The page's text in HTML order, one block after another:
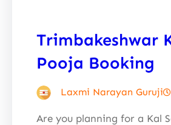
Trimbakeshwar
Pooja Booking
Laxmi Narayan Guruji
Are you planning for a Kal